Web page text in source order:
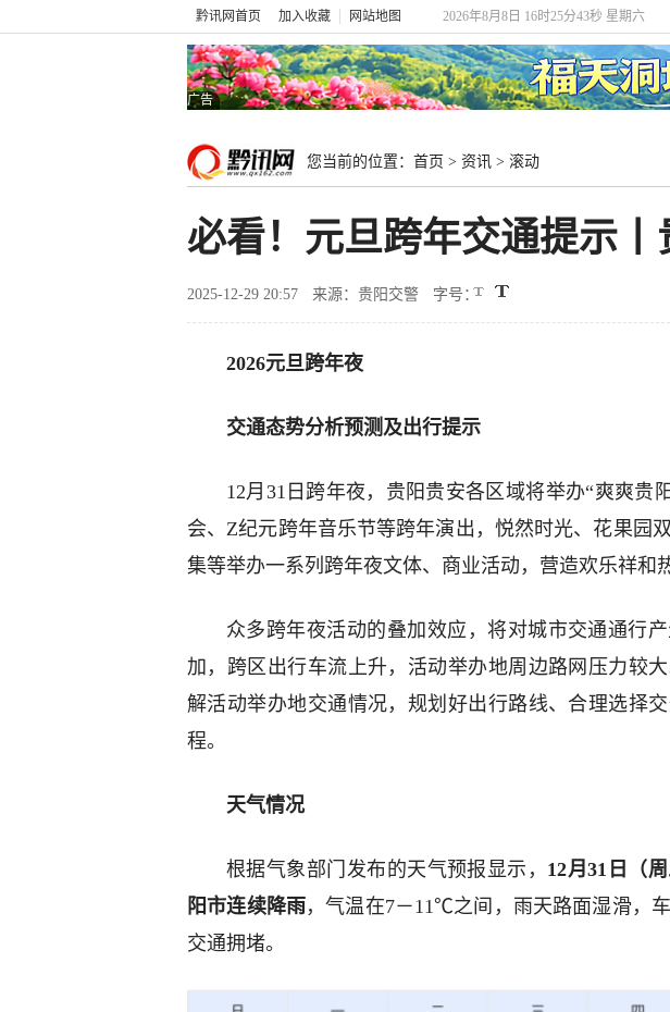
黔讯网首页 加入收藏 网站地图 2026年8月8日 16时25分44秒 星期六
广告
您当前的位置： 首页 > 资讯 > 滚动
必看！元旦跨年交通提示
2025-12-29 20:57 来源：贵阳交警 字号：
2026元旦跨年夜
交通态势分析预测及出行提示
12月31日跨年夜，贵阳贵安各区域将举办“爽爽贵
会、Z纪元跨年音乐节等跨年演出，悦然时光、花果园
集等举办一系列跨年夜文体、商业活动，营造欢乐祥和
众多跨年夜活动的叠加效应，将对城市交通通行
加，跨区出行车流上升，活动举办地周边路网压力较
解活动举办地交通情况，规划好出行路线、合理选择
程。
天气情况
根据气象部门发布的天气预报显示， 12月31日（
阳市连续降雨 ，气温在7－11℃之间，雨天路面湿滑，
交通拥堵。